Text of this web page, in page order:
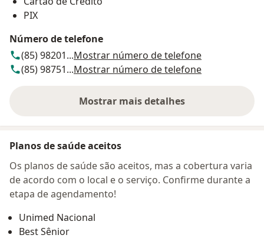
PIX
Número de telefone
(85) 98201...Mostrar número de telefone
(85) 98751...Mostrar número de telefone
Mostrar mais detalhes
sobre o endereço
Planos de saúde aceitos
Os planos de saúde são aceitos, mas a cobertura varia
de acordo com o local e o serviço. Confirme durante a
etapa de agendamento!
Unimed Nacional
Best Sênior